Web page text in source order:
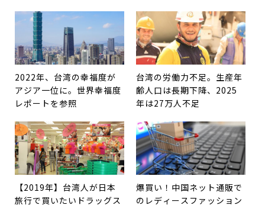
2022年、台湾の幸福度が
アジア一位に。世界幸福度
レポートを参照
台湾の労働力不足。生産年
齢人口は長期下降、2025
年は27万人不足
【2019年】台湾人が日本
旅行で買いたいドラッグス
爆買い！中国ネット通販で
のレディースファッション